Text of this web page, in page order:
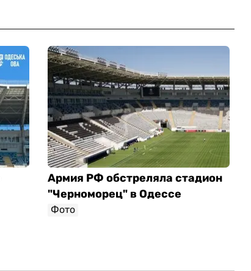
Армия РФ обстреляла стадион
"Черноморец" в Одессе
Фото